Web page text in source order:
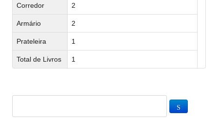
Corredor 2
Armário 2
Prateleira 1
Total de Livros 1